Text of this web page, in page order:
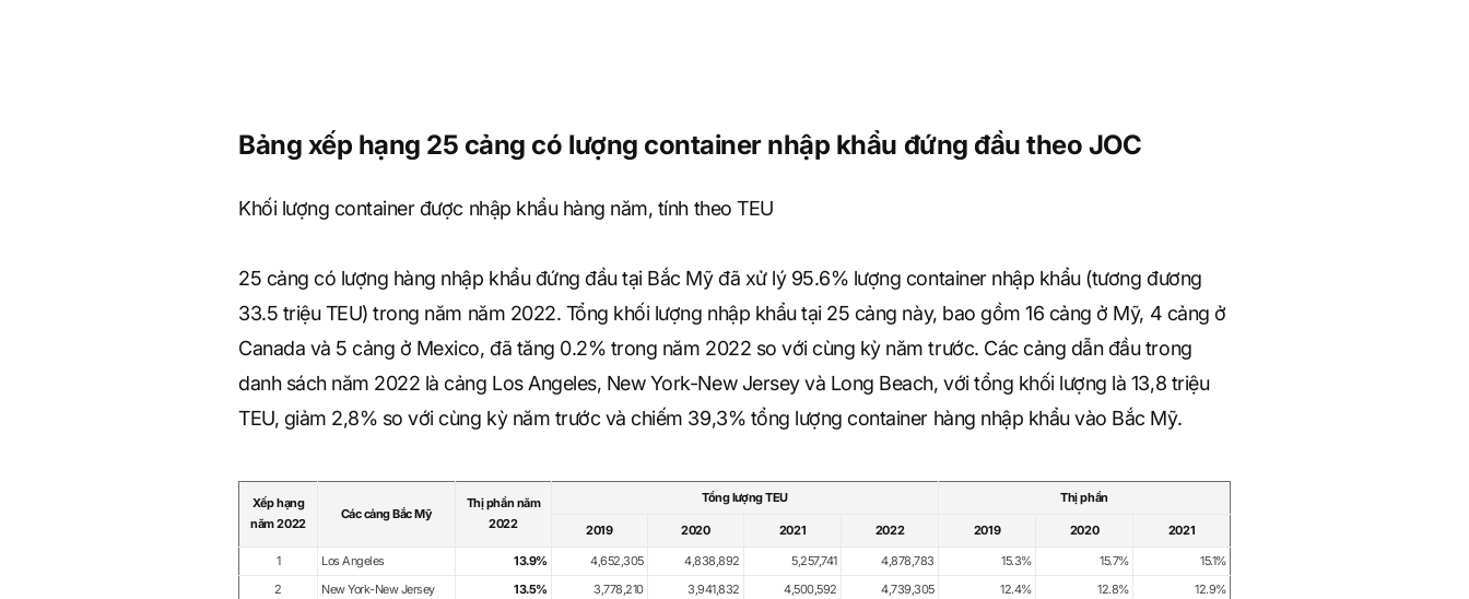
Bảng xếp hạng 25 cảng có lượng container nhập khẩu đứng đầu theo JOC
Khối lượng container được nhập khẩu hàng năm, tính theo TEU
25 cảng có lượng hàng nhập khẩu đứng đầu tại Bắc Mỹ đã xử lý 95.6% lượng container nhập khẩu (tương đương
33.5 triệu TEU) trong năm năm 2022. Tổng khối lượng nhập khẩu tại 25 cảng này, bao gồm 16 cảng ở Mỹ, 4 cảng ở
Canada và 5 cảng ở Mexico, đã tăng 0.2% trong năm 2022 so với cùng kỳ năm trước. Các cảng dẫn đầu trong
danh sách năm 2022 là cảng Los Angeles, New York-New Jersey và Long Beach, với tổng khối lượng là 13,8 triệu
TEU, giảm 2,8% so với cùng kỳ năm trước và chiếm 39,3% tổng lượng container hàng nhập khẩu vào Bắc Mỹ.
Xếp hạng
năm 2022
Các cảng Bắc Mỹ
Thị phần năm
2022
Tổng lượng TEU Thị phần
2019 2020 2021 2022 2019 2020
2021
1
Los Angeles 13.9% 4,652,305 4,838,892 5,257,741 4,878,783 15.3% 15.7%
15.1%
2
New York-New Jersey 13.5% 3,778,210 3,941,832 4,500,592 4,739,305 12.4% 12.8% 12.9%